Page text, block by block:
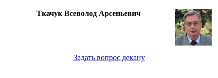
Ткачук Всеволод Арсеньевич
Задать вопрос декану